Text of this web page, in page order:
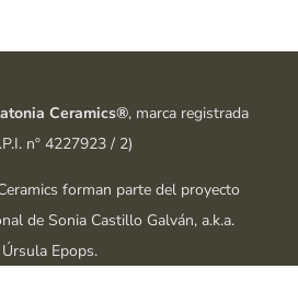
Ceramics®, marca registrada
nº 4227923 / 2)
forman parte del proyecto
de Sonia Castillo Galván, a.k.a.
Úrsula Epops.